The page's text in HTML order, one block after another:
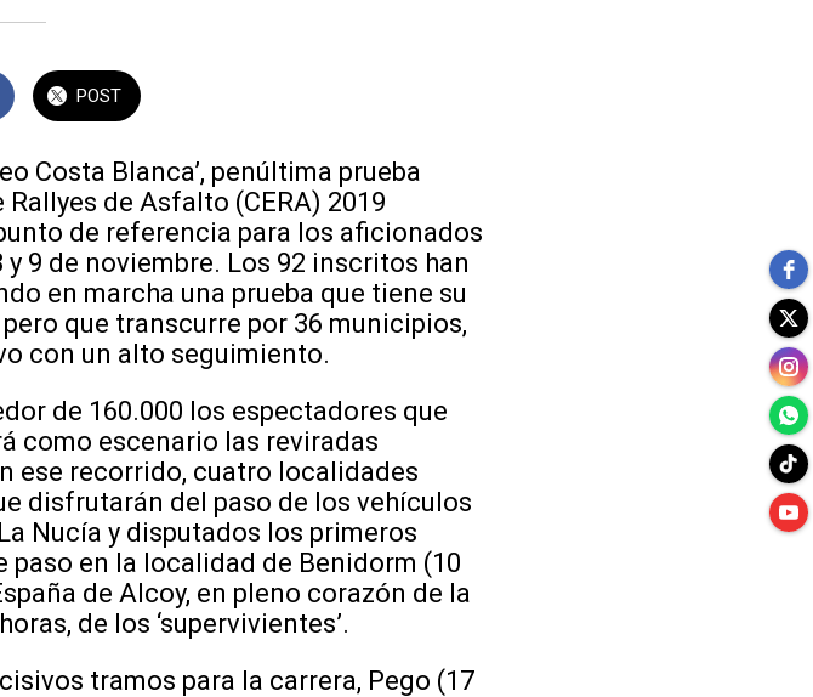
POST
Costa Blanca’, penúltima prueba
de Asfalto (CERA) 2019
de referencia para los aficionados
9 de noviembre. Los 92 inscritos han
en marcha una prueba que tiene su
que transcurre por 36 municipios,
con un alto seguimiento.
de 160.000 los espectadores que
como escenario las reviradas
ese recorrido, cuatro localidades
disfrutarán del paso de los vehículos
Nucía y disputados los primeros
en la localidad de Benidorm (10
de Alcoy, en pleno corazón de la
de los ‘supervivientes’.
tramos para la carrera, Pego (17